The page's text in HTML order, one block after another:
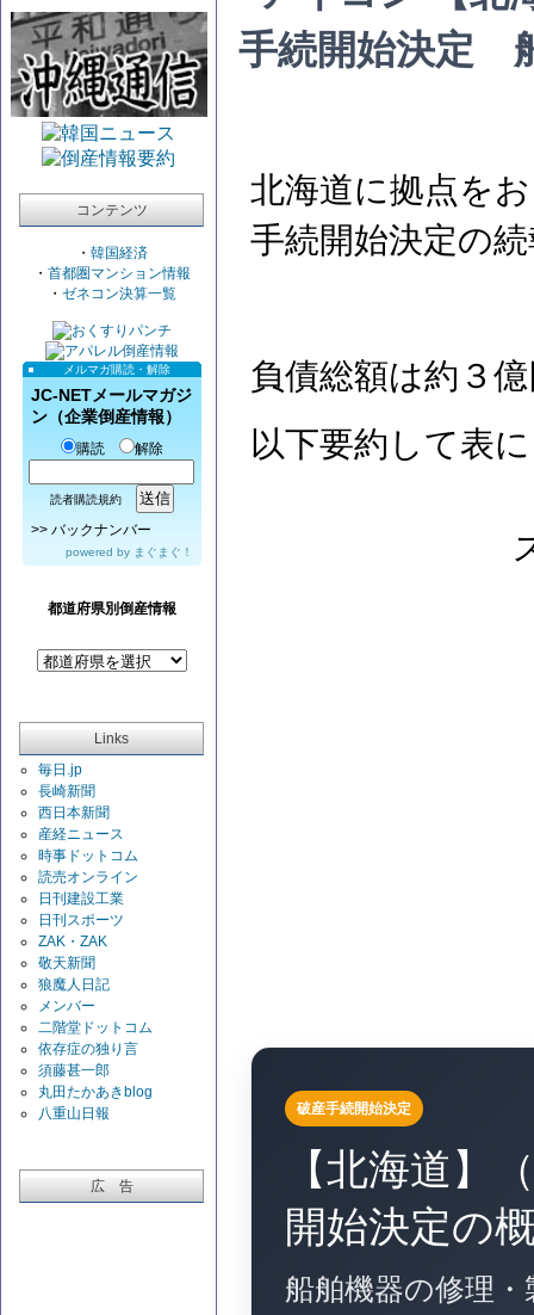
コンテンツ
・ 韓国経済
・ 首都圏マンション情報
・ ゼネコン決算一覧
メルマガ購読・解除
JC-NETメールマガジ
ン（企業倒産情報）
購読 解除
読者購読規約
>> バックナンバー
powered by まぐまぐ！
都道府県別倒産情報
Links
毎日.jp
長崎新聞
西日本新聞
産経ニュース
時事ドットコム
読売オンライン
日刊建設工業
日刊スポーツ
ZAK・ZAK
敬天新聞
狼魔人日記
メンバー
二階堂ドットコム
依存症の独り言
須藤甚一郎
丸田たかあきblog
八重山日報
広 告
手続開始決定
北海道に拠点を
手続開始決定の
負債総額は約３
以下要約して表
破産手続開始決定
【北海道】
開始決定の
船舶機器の修理